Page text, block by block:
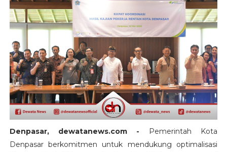
Denpasar, dewatanews.com -
Pemerintah Kota
Denpasar berkomitmen untuk mendukung optimalisasi